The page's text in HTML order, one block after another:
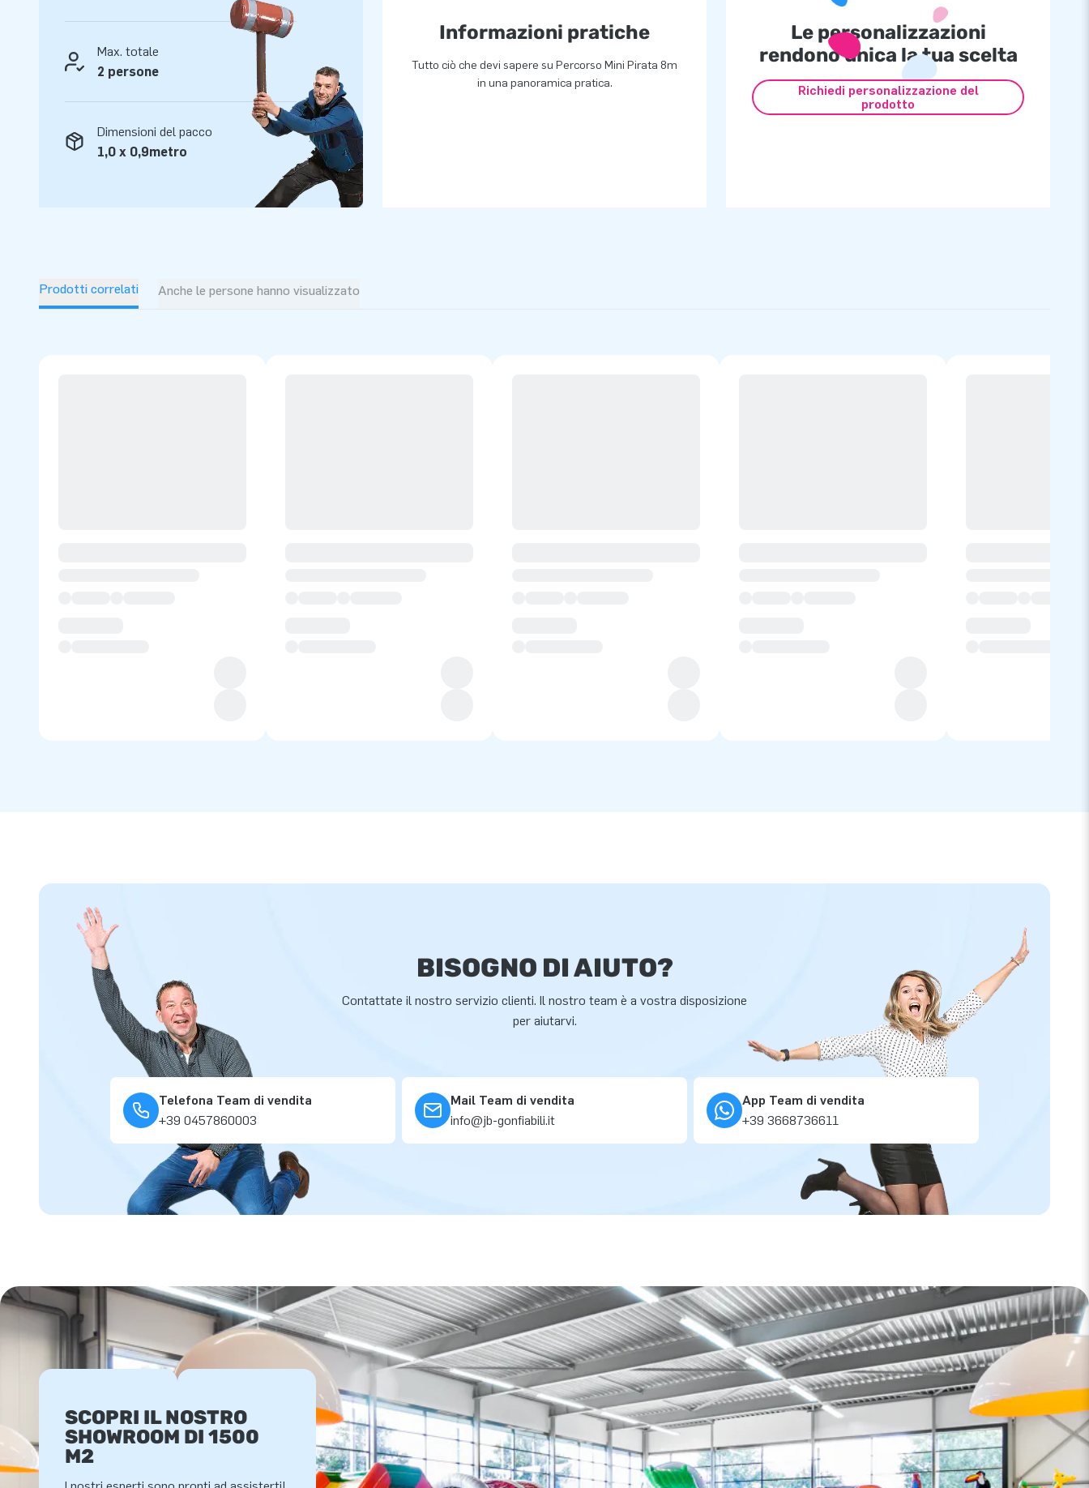
Max. totale
2 persone
Dimensioni del pacco
1,0 x 0,9metro
Informazioni pratiche
Tutto ciò che devi sapere su Percorso Mini Pirata 8m
in una panoramica pratica.
Le personalizzazioni
rendono unica la tua scelta
Richiedi personalizzazione del
prodotto
Prodotti correlati Anche le persone hanno visualizzato
BISOGNO DI AIUTO?
Contattate il nostro servizio clienti. Il nostro team è a vostra disposizione
per aiutarvi.
Telefona Team di vendita
+39 0457860003
Mail Team di vendita
info@jb-gonfiabili.it
App Team di vendita
+39 3668736611
SCOPRI IL NOSTRO
SHOWROOM DI 1500
M2